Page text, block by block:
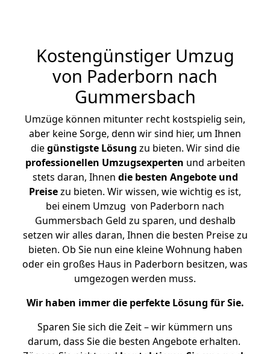
Kostengünstiger Umzug
von Paderborn nach
Gummersbach
Umzüge können mitunter recht kostspielig sein,
aber keine Sorge, denn wir sind hier, um Ihnen
diegünstigste Lösung zu bieten. Wir sind die
professionellen Umzugsexperten und arbeiten
stets daran, Ihnen die besten Angebote und
Preisezu bieten. Wir wissen, wie wichtig es ist,
bei einem Umzug von Paderborn nach
Gummersbach Geld zu sparen, und deshalb
setzen wir alles daran, Ihnen die besten Preise zu
bieten. Ob Sie nun eine kleine Wohnung haben
oder ein großes Haus in Paderborn besitzen, was
umgezogen werden muss.
Wir haben immer die perfekte Lösung für Sie.
Sparen Sie sich die Zeit – wir kümmern uns
darum, dass Sie die besten Angebote erhalten.